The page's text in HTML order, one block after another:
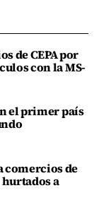
de CEPA por
con la MS-
el primer país
de
a